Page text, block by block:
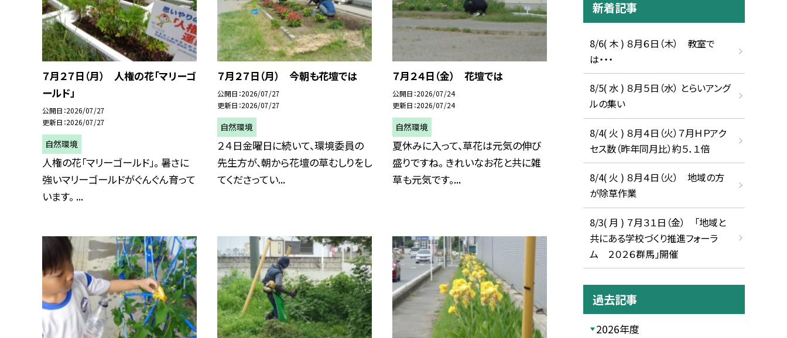
７月２７日（月） 人権の花「マリーゴ
ールド」
公開日 2026/07/27
更新日 2026/07/27
自然環境
人権の花「マリーゴールド」。 暑さに
強いマリーゴールドがぐんぐん育って
います。 ...
７月２７日（月） 今朝も花壇では
公開日 2026/07/27
更新日 2026/07/27
自然環境
２４日金曜日に続いて、環境委員の
先生方が、朝から花壇の草むしりをし
てくださってい...
７月２４日（金） 花壇では
公開日 2026/07/24
更新日 2026/07/24
自然環境
夏休みに入って、草花は元気の伸び
盛りですね。 きれいなお花と共に雑
草も元気です。...
新着記事
8/6( 木 ) ８月６日（木） 教室で
は・・・
8/5( 水 ) ８月５日（水） とらいアング
ルの集い
8/4( 火 ) ８月４日（火）７月ＨＰアク
セス数（昨年同月比）約５．１倍
8/4( 火 ) ８月４日（火） 地域の方
が除草作業
8/3( 月 ) ７月３１日（金） 「地域と
共にある学校づくり推進フォーラ
ム ２０２６群馬」開催
過去記事
2026年度